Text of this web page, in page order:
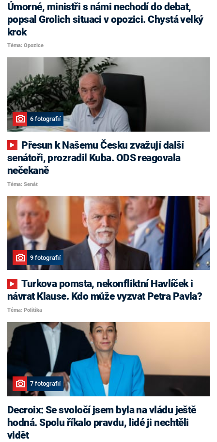
Úmorné, ministři s námi nechodí do debat,
popsal Grolich situaci v opozici. Chystá velký
krok
Téma: Opozice
6 fotografií
senátoři, prozradil Kuba. ODS reagovala
nečekaně
Téma: Senát
9 fotografií
Turkova pomsta, nekonfliktní Havlíček i
návrat Klause. Kdo může vyzvat Petra Pavla?
Téma: Politika
7 fotografií
Decroix: Se svoločí jsem byla na vládu ještě
hodná. Spolu říkalo pravdu, lidé ji nechtěli
vidět